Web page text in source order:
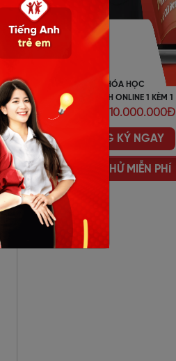
KHÓA HỌC
TIẾNG ANH ONLINE 1 KÈM 1
ƯU ĐÃI 10.000.000Đ
ĐĂNG KÝ NGAY
HỌC THỬ MIỄN PHÍ